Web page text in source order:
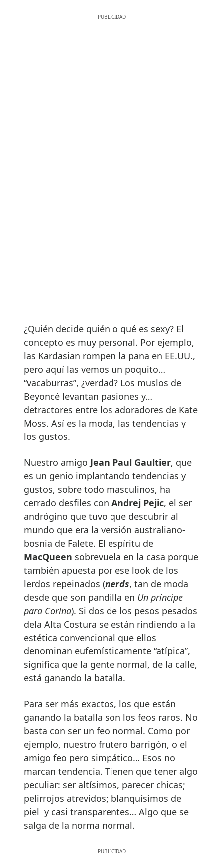
¿Quién decide quién o qué es sexy? El
concepto es muy personal. Por ejemplo,
las Kardasian rompen la pana en EE.UU.,
pero aquí las vemos un poquito…
“vacaburras”, ¿verdad? Los muslos de
Beyoncé levantan pasiones y…
detractores entre los adoradores de Kate
Moss. Así es la moda, las tendencias y
los gustos.
Nuestro amigo Jean Paul Gaultier, que
es un genio implantando tendencias y
gustos, sobre todo masculinos, ha
cerrado desfiles con Andrej Pejic, el ser
andrógino que tuvo que descubrir al
mundo que era la versión australiano-
bosnia de Falete. El espíritu de
MacQueen sobrevuela en la casa porque
también apuesta por ese look de los
lerdos repeinados (nerds, tan de moda
desde que son pandilla en Un príncipe
para Corina). Si dos de los pesos pesados
dela Alta Costura se están rindiendo a la
estética convencional que ellos
denominan eufemísticamente “atípica”,
significa que la gente normal, de la calle,
está ganando la batalla.
Para ser más exactos, los que están
ganando la batalla son los feos raros. No
basta con ser un feo normal. Como por
ejemplo, nuestro frutero barrigón, o el
amigo feo pero simpático… Esos no
marcan tendencia. Tienen que tener algo
peculiar: ser altísimos, parecer chicas;
pelirrojos atrevidos; blanquísimos de
piel y casi transparentes… Algo que se
salga de la norma normal.